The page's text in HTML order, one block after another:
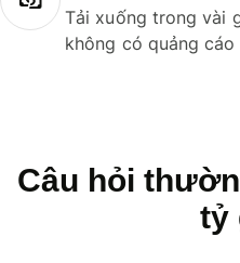
Tải xuống trong vài
không có quảng
Câu hỏi
tỷ